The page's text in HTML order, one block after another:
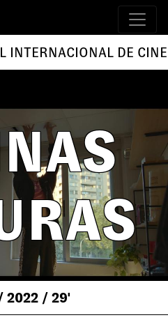
INTERNACIONAL DE
2022 / 29'